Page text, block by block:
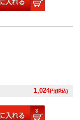
1,024円(税込)